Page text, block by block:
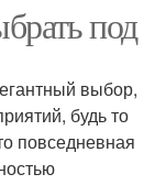
под
выбор,
будь то
повседневная